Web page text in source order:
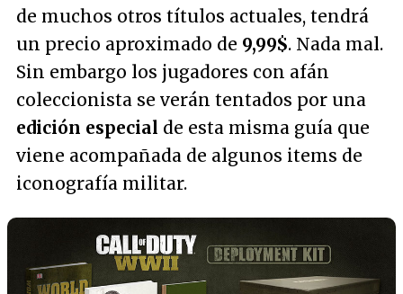
de muchos otros títulos actuales, tendrá
un precio aproximado de 9,99$. Nada mal.
Sin embargo los jugadores con afán
coleccionista se verán tentados por una
edición especial de esta misma guía que
viene acompañada de algunos items de
iconografía militar.